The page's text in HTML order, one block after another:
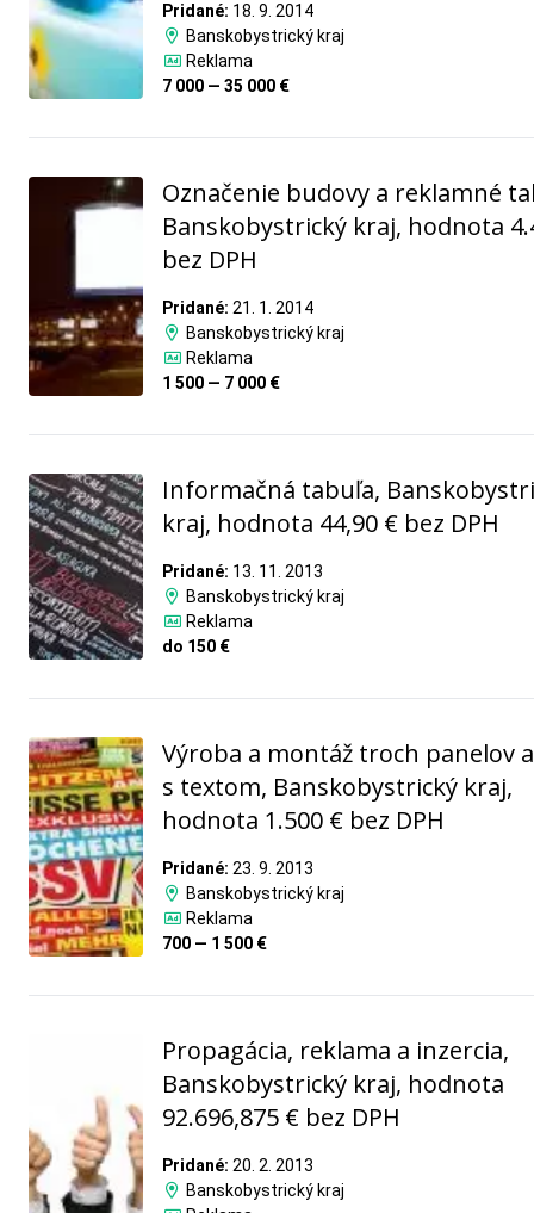
Pridané: 18. 9. 2014
Banskobystrický kraj
Reklama
7 000 — 35 000 €
Označenie budovy a reklamné
Banskobystrický kraj, hodnota
bez DPH
Pridané: 21. 1. 2014
Banskobystrický kraj
Reklama
1 500 — 7 000 €
Informačná tabuľa,
kraj, hodnota 44,90 € bez DPH
Pridané: 13. 11. 2013
Banskobystrický kraj
Reklama
do 150 €
Výroba a montáž troch panelov
s textom, Banskobystrický kraj,
hodnota 1.500 € bez DPH
Pridané: 23. 9. 2013
Banskobystrický kraj
Reklama
700 — 1 500 €
Propagácia, reklama a inzercia,
Banskobystrický kraj, hodnota
92.696,875 € bez DPH
Pridané: 20. 2. 2013
Banskobystrický kraj